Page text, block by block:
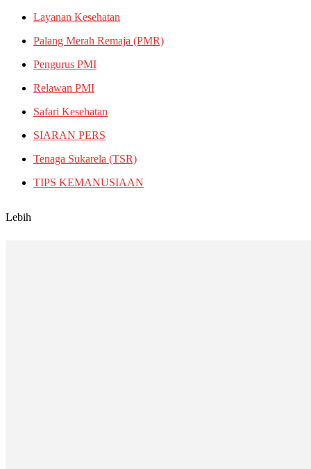
Layanan Kesehatan
Palang Merah Remaja (PMR)
Pengurus PMI
Relawan PMI
Safari Kesehatan
SIARAN PERS
Tenaga Sukarela (TSR)
TIPS KEMANUSIAAN
Lebih